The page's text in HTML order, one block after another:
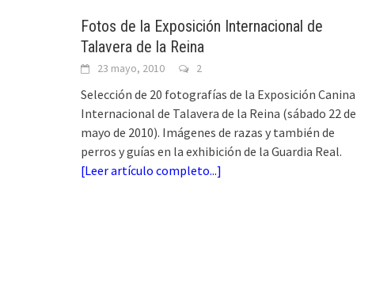
Fotos de la Exposición Internacional de
Talavera de la Reina
23 mayo, 2010 2
Selección de 20 fotografías de la Exposición Canina
Internacional de Talavera de la Reina (sábado 22 de
mayo de 2010). Imágenes de razas y también de
perros y guías en la exhibición de la Guardia Real.
[Leer artículo completo...]